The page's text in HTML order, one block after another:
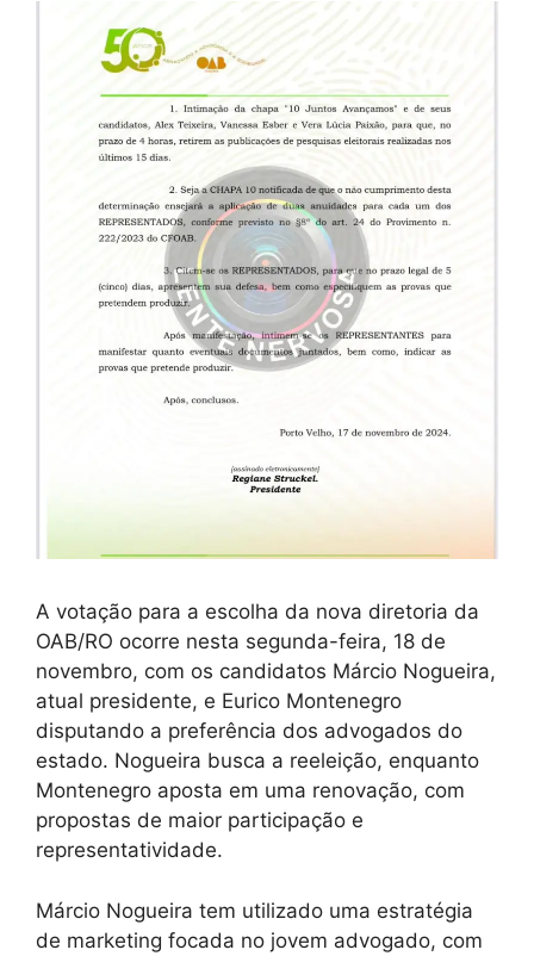
A votação para a escolha da nova diretoria da
OAB/RO ocorre nesta segunda-feira, 18 de
novembro, com os candidatos Márcio Nogueira,
atual presidente, e Eurico Montenegro
disputando a preferência dos advogados do
estado. Nogueira busca a reeleição, enquanto
Montenegro aposta em uma renovação, com
propostas de maior participação e
representatividade.
Márcio Nogueira tem utilizado uma estratégia
de marketing focada no jovem advogado, com